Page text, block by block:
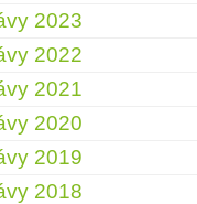
2023
2022
2021
2020
2019
2018